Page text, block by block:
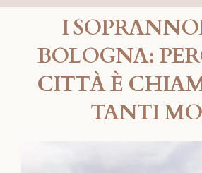
I
BOLOGNA:
CITTÀ È
TANTI